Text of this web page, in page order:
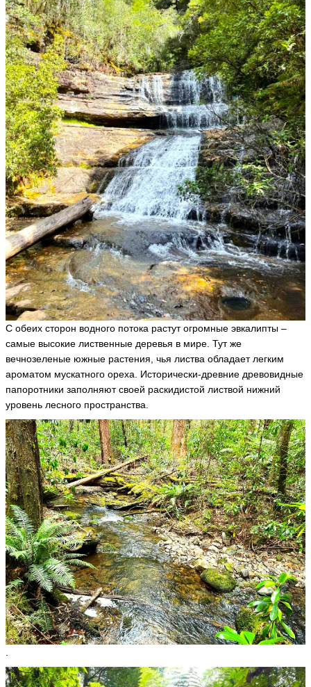
С обеих сторон водного потока растут огромные эвкалипты –
самые высокие лиственные деревья в мире. Тут же
вечнозеленые южные растения, чья листва обладает легким
ароматом мускатного ореха. Исторически-древние древовидные
папоротники заполняют своей раскидистой листвой нижний
уровень лесного пространства.